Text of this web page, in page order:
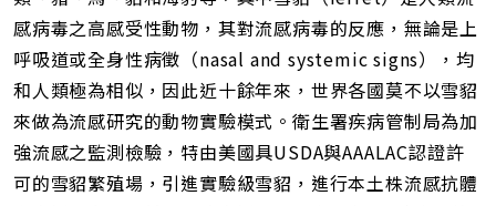
感病毒之高感受性動物，其對流感病毒的反應，無論是上
呼吸道或全身性病徵（nasal and systemic signs），均
和人類極為相似，因此近十餘年來，世界各國莫不以雪貂
來做為流感研究的動物實驗模式。衛生署疾病管制局為加
強流感之監測檢驗，特由美國具USDA與AAALAC認證許
可的雪貂繁殖場，引進實驗級雪貂，進行本土株流感抗體